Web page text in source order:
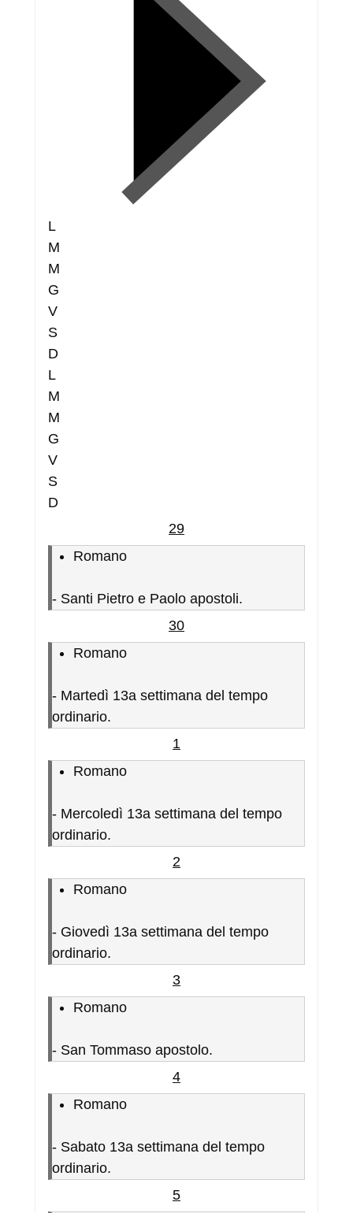
L
M
M
G
V
S
D
L
M
M
G
V
S
D
29
Romano
- Santi Pietro e Paolo apostoli.
30
Romano
- Martedì 13a settimana del tempo
ordinario.
1
Romano
- Mercoledì 13a settimana del tempo
ordinario.
2
Romano
- Giovedì 13a settimana del tempo
ordinario.
3
Romano
- San Tommaso apostolo.
4
Romano
- Sabato 13a settimana del tempo
ordinario.
5